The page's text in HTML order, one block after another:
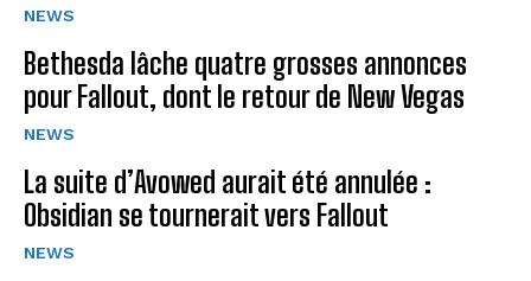
NEWS
Bethesda lâche quatre grosses annonces
pour Fallout, dont le retour de New Vegas
NEWS
La suite d’Avowed aurait été annulée :
Obsidian se tournerait vers Fallout
NEWS